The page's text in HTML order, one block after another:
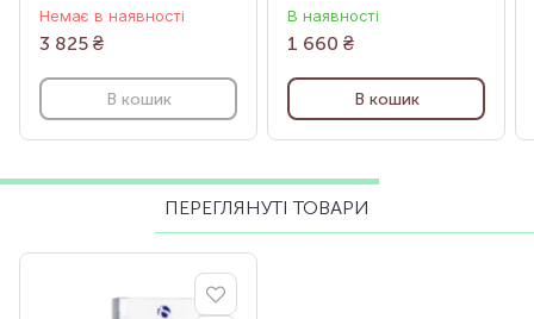
Немає в наявності
3 825 ₴
В кошик
В наявності
1 660 ₴
В кошик
ПЕРЕГЛЯНУТІ ТОВАРИ